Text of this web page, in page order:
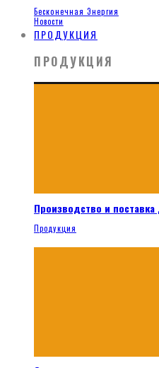
Бесконечная Энергия
Новости
ПРОДУКЦИЯ
ПРОДУКЦИЯ
Производство и
Продукция